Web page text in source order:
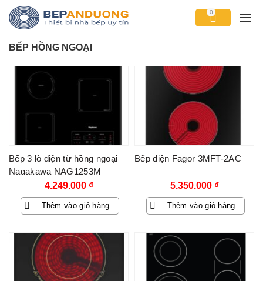
0
BẾP HỒNG NGOẠI
Bếp 3 lò điện từ hồng ngoại
Nagakawa NAG1253M
4.249.000 ₫
Thêm vào giỏ hàng
Bếp điện Fagor 3MFT-2AC
5.350.000 ₫
Thêm vào giỏ hàng